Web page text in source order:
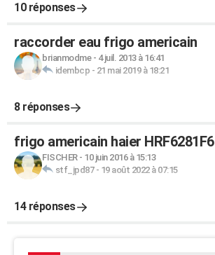
10 réponses
raccorder eau frigo americain
brianmodme- 4 juil. 2013 à 16:41
idembcp - 21 mai 2019 à 18:21
8 réponses
frigo americain haier HRF6281F6
FISCHER- 10 juin 2016 à 15:13
stf_jpd87- 19 août 2022 à 07:15
14 réponses